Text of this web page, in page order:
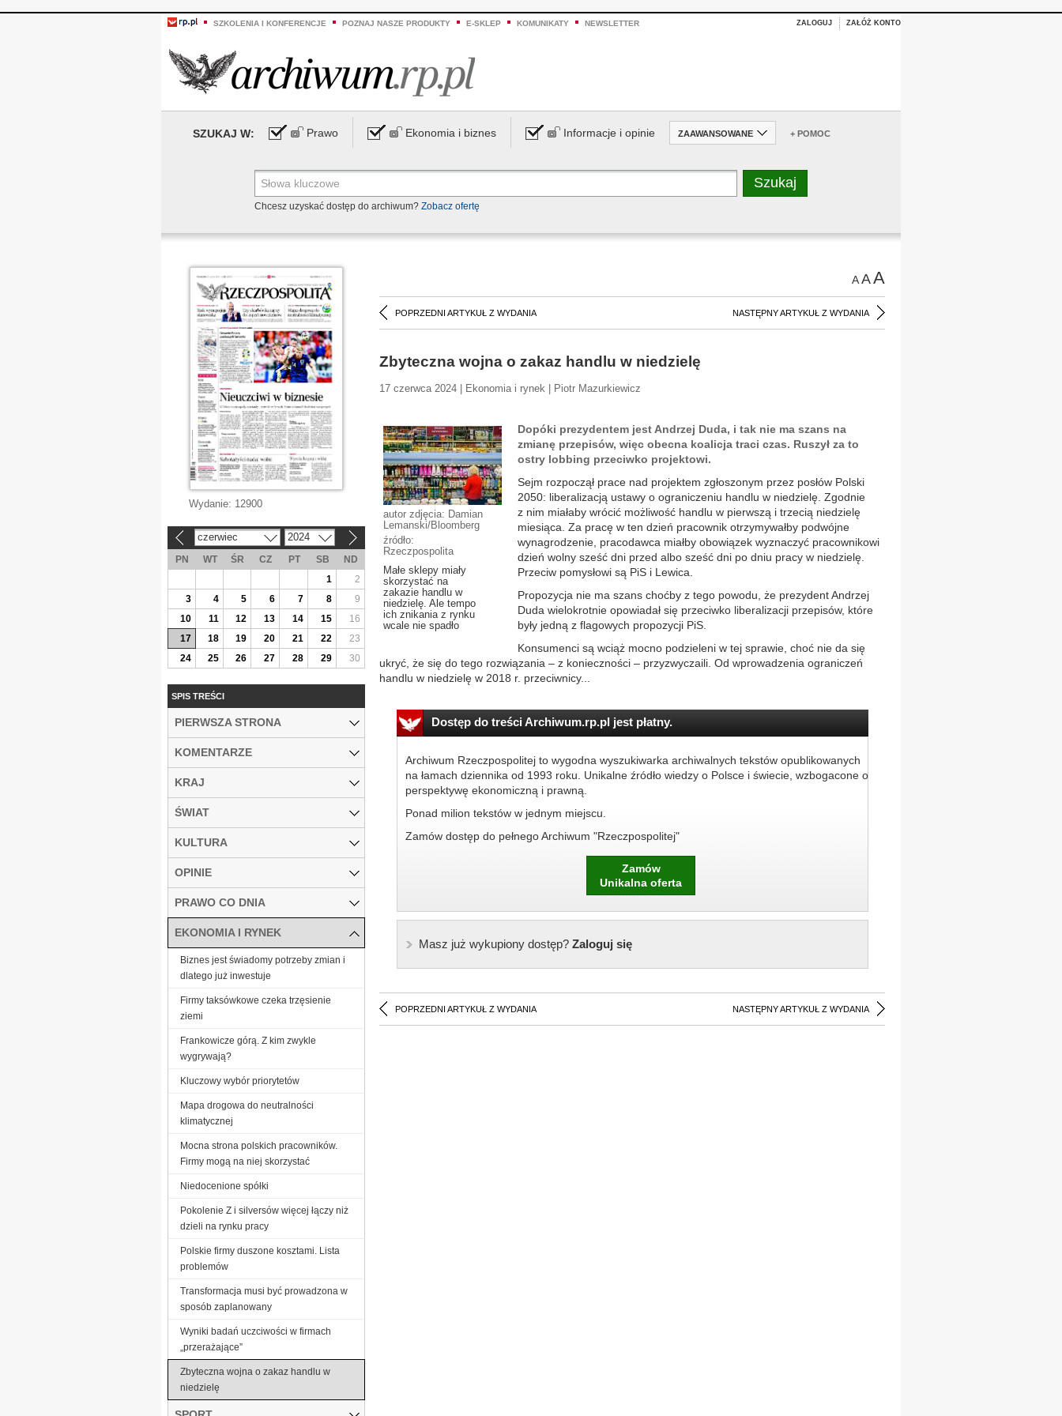
SZKOLENIA I KONFERENCJE POZNAJ NASZE PRODUKTY E-SKLEP KOMUNIKATY NEWSLETTER ZALOGUJ ZAŁÓŻ KONTO
SZUKAJ W: Prawo Ekonomia i biznes Informacje i opinie ZAAWANSOWANE + POMOC
Chcesz uzyskać dostęp do archiwum? Zobacz ofertę
AAA
POPRZEDNI ARTYKUŁ Z WYDANIA NASTĘPNY ARTYKUŁ Z WYDANIA
Zbyteczna wojna o zakaz handlu w niedzielę
17 czerwca 2024 | Ekonomia i rynek | Piotr Mazurkiewicz
autor zdjęcia: Damian
Lemanski/Bloomberg
źródło:
Rzeczpospolita
Małe sklepy miały
skorzystać na
zakazie handlu w
niedzielę. Ale tempo
ich znikania z rynku
wcale nie spadło
Dopóki prezydentem jest Andrzej Duda, i tak nie ma szans na
zmianę przepisów, więc obecna koalicja traci czas. Ruszył za to
ostry lobbing przeciwko projektowi.
Sejm rozpoczął prace nad projektem zgłoszonym przez posłów Polski
2050: liberalizacją ustawy o ograniczeniu handlu w niedzielę. Zgodnie
z nim miałaby wrócić możliwość handlu w pierwszą i trzecią niedzielę
miesiąca. Za pracę w ten dzień pracownik otrzymywałby podwójne
wynagrodzenie, pracodawca miałby obowiązek wyznaczyć pracownikowi
dzień wolny sześć dni przed albo sześć dni po dniu pracy w niedzielę.
Przeciw pomysłowi są PiS i Lewica.
Propozycja nie ma szans choćby z tego powodu, że prezydent Andrzej
Duda wielokrotnie opowiadał się przeciwko liberalizacji przepisów, które
były jedną z flagowych propozycji PiS.
Konsumenci są wciąż mocno podzieleni w tej sprawie, choć nie da się
ukryć, że się do tego rozwiązania – z konieczności – przyzwyczaili. Od wprowadzenia ograniczeń
handlu w niedzielę w 2018 r. przeciwnicy...
Dostęp do treści Archiwum.rp.pl jest płatny.
Archiwum Rzeczpospolitej to wygodna wyszukiwarka archiwalnych tekstów opublikowanych
na łamach dziennika od 1993 roku. Unikalne źródło wiedzy o Polsce i świecie, wzbogacone o
perspektywę ekonomiczną i prawną.
Ponad milion tekstów w jednym miejscu.
Zamów dostęp do pełnego Archiwum "Rzeczpospolitej"
Zamów
Unikalna oferta
Masz już wykupiony dostęp?Zaloguj się
POPRZEDNI ARTYKUŁ Z WYDANIA NASTĘPNY ARTYKUŁ Z WYDANIA
Wydanie: 12900
czerwiec 2024
PN WT ŚR CZ PT SB
ND
1
2
3
4 5 6 7 8
9
10
11 12 13 14 15
16
17
18 19 20 21 22
23
24
25 26 27 28 29 30
SPIS TREŚCI
PIERWSZA STRONA
KOMENTARZE
KRAJ
ŚWIAT
KULTURA
OPINIE
PRAWO CO DNIA
EKONOMIA I RYNEK
Biznes jest świadomy potrzeby zmian i
dlatego już inwestuje
Firmy taksówkowe czeka trzęsienie
ziemi
Frankowicze górą. Z kim zwykle
wygrywają?
Kluczowy wybór priorytetów
Mapa drogowa do neutralności
klimatycznej
Mocna strona polskich pracowników.
Firmy mogą na niej skorzystać
Niedocenione spółki
Pokolenie Z i silversów więcej łączy niż
dzieli na rynku pracy
Polskie firmy duszone kosztami. Lista
problemów
Transformacja musi być prowadzona w
sposób zaplanowany
Wyniki badań uczciwości w firmach
„przerażające”
Zbyteczna wojna o zakaz handlu w
niedzielę